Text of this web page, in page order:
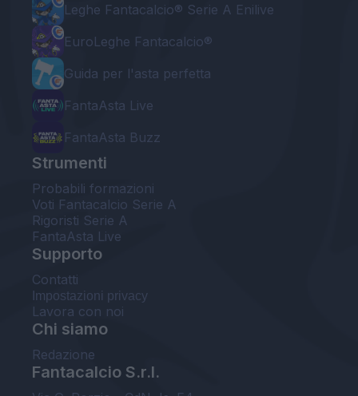
Leghe Fantacalcio® Serie A Enilive
EuroLeghe Fantacalcio®
Guida per l'asta perfetta
FantaAsta Live
FantaAsta Buzz
Strumenti
Probabili formazioni
Voti Fantacalcio Serie A
Rigoristi Serie A
FantaAsta Live
Supporto
Contatti
Impostazioni privacy
Lavora con noi
Chi siamo
Redazione
Fantacalcio S.r.l.